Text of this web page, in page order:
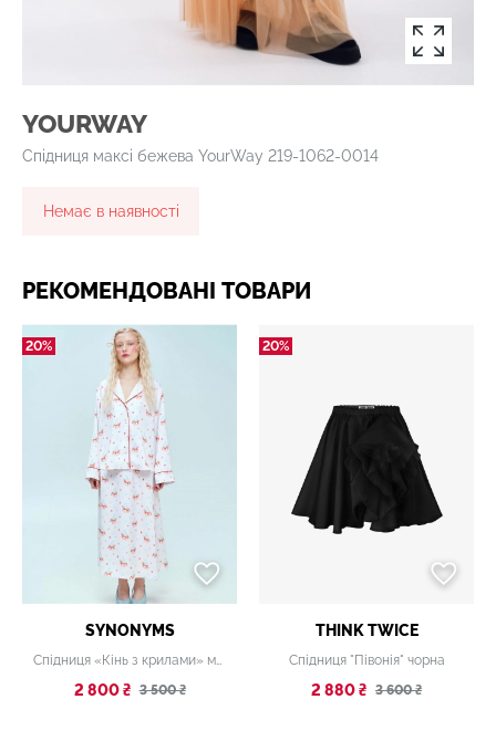
YOURWAY
Спідниця максі бежева YourWay 219-1062-0014
Немає в наявності
РЕКОМЕНДОВАНІ ТОВАРИ
20%
SYNONYMS
Спідниця «Кінь з крилами» максі біла
2 800 ₴ 3 500 ₴
20%
THINK TWICE
Спідниця "Півонія" чорна
2 880 ₴ 3 600 ₴